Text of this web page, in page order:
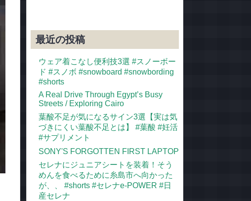
最近の投稿
ウェア着こなし便利技3選 #スノーボー
ド #スノボ #snowboard #snowbording
#shorts
A Real Drive Through Egypt’s Busy
Streets / Exploring Cairo
葉酸不足が気になるサイン3選【実は気
づきにくい葉酸不足とは】 #葉酸 #妊活
#サプリメント
SONY'S FORGOTTEN FIRST LAPTOP
セレナにジュニアシートを装着！そう
めんを食べるために糸島市へ向かった
が、、 #shorts #セレナe-POWER #日
産セレナ